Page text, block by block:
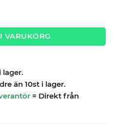
VARUKORG
lager.
än 10st i lager.
= Direkt från